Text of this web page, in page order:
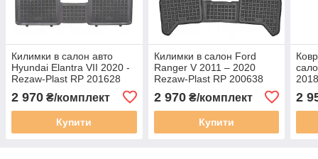
Килимки в салон авто
Hyundai Elantra VII 2020 -
Rezaw-Plast RP 201628
2 970 ₴/комплект
Купити
Килимки в салон Ford
Ranger V 2011 – 2020
Rezaw-Plast RP 200638
2 970₴/комплект
Купити
2